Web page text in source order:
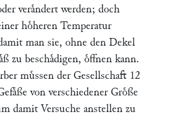
veraͤndert werden; doch
hoͤheren Temperatur
man sie, ohne den Dekel
zu beschaͤdigen, oͤffnen kann.
muͤssen der Gesellschaft 12
von verschiedener Groͤße
damit Versuche anstellen zu